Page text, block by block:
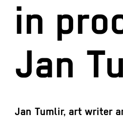
in
Jan
Jan Tumlir, art writer